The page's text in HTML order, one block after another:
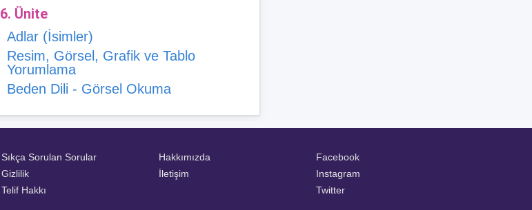
6. Ünite
Adlar (İsimler)
Resim, Görsel, Grafik ve Tablo
Yorumlama
Beden Dili - Görsel Okuma
Sıkça Sorulan Sorular
Gizlilik
Telif Hakkı
Hakkımızda
İletişim
Facebook
Instagram
Twitter